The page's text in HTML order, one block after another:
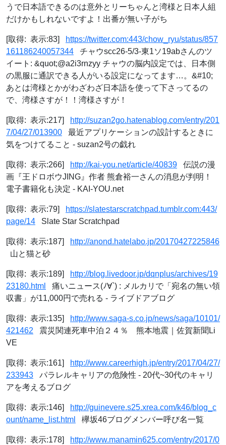
うで日本語できるのは意外とリーちゃんと湾様と日本人組
だけかもしれないですよ！出番が無い子がち
[取得: 表示:83]
https://twitter.com:443/chow_ryu/status/857
161186240057344 チャウscc26-5/3-東1ソ19abさんのツ
イート: &quot;@a2i3rnzyy チャウの脳内設定では、日本側
の黒服に通訳できる人がいる設定になってます…。&#10;
あとは湾様とかがわざわざ日本語を使って下さってるの
で、湾様さすが！！湾様さすが！
[取得: 表示:217]
http://suzan2go.hatenablog.com/entry/201
7/04/27/013900 最近アプリケーションの設計するときに
気をつけてること - suzan2号の戯れ
[取得: 表示:266] http://kai-you.net/article/40839 伝説の漫
画『王ドロボウJING』作者 熊倉裕一さんの消息が判明！
電子書籍化も決定 - KAI-YOU.net
[取得: 表示:79]
https://slatestarscratchpad.tumblr.com:443/
page/14 Slate Star Scratchpad
[取得: 表示:187]
http://anond.hatelabo.jp/20170427225846
山と猫と砂
[取得: 表示:189]
http://blog.livedoor.jp/dqnplus/archives/19
23180.html
痛いニュース(ﾉ∀`) : メルカリで「宛名の無い領
収書」が11,000円で売れる - ライブドアブログ
[取得: 表示:135]
http://www.saga-s.co.jp/news/saga/10101/
421462 震災関連死車中泊２４％ 熊本地震｜佐賀新聞Li
VE
[取得: 表示:161]
http://www.careerhigh.jp/entry/2017/04/27/
233943 パラレルキャリアの危険性 - 20代~30代のキャリ
アを考えるブログ
[取得: 表示:146]
http://guinevere.s25.xrea.com/k46/blog_c
ount/name_list.html
欅坂46ブログメンバー呼び名一覧
[取得: 表示:178]
http://www.manamin625.com/entry/2017/0